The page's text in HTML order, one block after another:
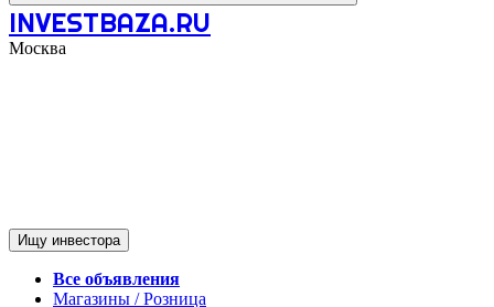
INVESTBAZA.RU
Москва
Ищу инвестора
Все объявления
Магазины / Розница